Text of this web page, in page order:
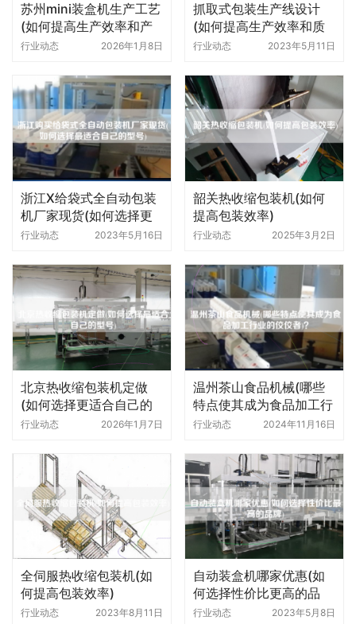
苏州mini装盒机生产工艺
(如何提高生产效率和产
品质量)
行业动态 2026年1月8日
抓取式包装生产线设计
(如何提高生产效率和质
量)
行业动态 2023年5月11日
浙江X给袋式全自动包装
机厂家现货(如何选择更
适合自己的型号)
行业动态 2023年5月16日
韶关热收缩包装机(如何
提高包装效率)
行业动态 2025年3月2日
北京热收缩包装机定做
(如何选择更适合自己的
型号)
行业动态 2026年1月7日
温州茶山食品机械(哪些
特点使其成为食品加工行
业的佼佼者)
行业动态 2024年11月16日
全伺服热收缩包装机(如
何提高包装效率)
行业动态 2023年8月11日
自动装盒机哪家优惠(如
何选择性价比更高的品
牌)
行业动态 2023年5月8日